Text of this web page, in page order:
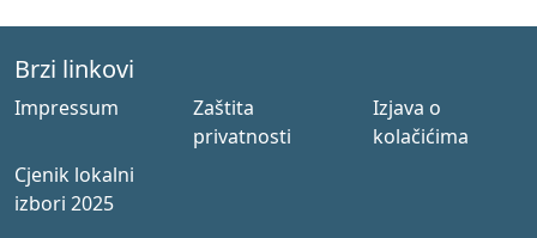
Brzi linkovi
Impressum
Zaštita
privatnosti
Izjava o
kolačićima
Cjenik lokalni
izbori 2025